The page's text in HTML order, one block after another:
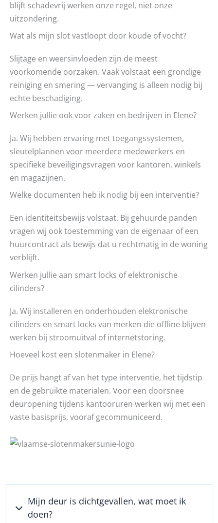
blijft schadevrij werken onze regel, niet onze
uitzondering.
Wat als mijn slot vastloopt door koude of vocht?
Slijtage en weersinvloeden zijn de meest
voorkomende oorzaken. Vaak volstaat een grondige
reiniging en smering — vervanging is alleen nodig bij
echte beschadiging.
Werken jullie ook voor zaken en bedrijven in Elene?
Ja. Wij hebben ervaring met toegangssystemen,
sleutelplannen voor meerdere medewerkers en
specifieke beveiligingsvragen voor kantoren, winkels
en magazijnen.
Welke documenten heb ik nodig bij een interventie?
Een identiteitsbewijs volstaat. Bij gehuurde panden
vragen wij ook toestemming van de eigenaar of een
huurcontract als bewijs dat u rechtmatig in de woning
verblijft.
Werken jullie aan smart locks of elektronische
cilinders?
Ja. Wij installeren en onderhouden elektronische
cilinders en smart locks van merken die offline blijven
werken bij stroomuitval of internetstoring.
Hoeveel kost een slotenmaker in Elene?
De prijs hangt af van het type interventie, het tijdstip
en de gebruikte materialen. Voor een doorsnee
deuropening tijdens kantooruren werken wij met een
vaste basisprijs, vooraf gecommuniceerd.
Mijn deur is dichtgevallen, wat moet ik
doen?